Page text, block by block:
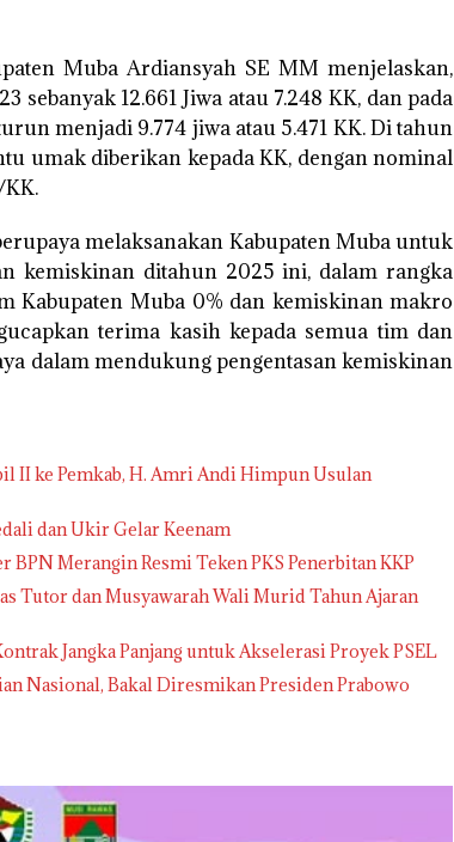
Muba Ardiansyah SE MM menjelaskan,
12.661 Jiwa atau 7.248 KK, dan pada
menjadi 9.774 jiwa atau 5.471 KK. Di tahun
umak diberikan kepada KK, dengan nominal
melaksanakan Kabupaten Muba untuk
kemiskinan ditahun 2025 ini, dalam rangka
Kabupaten Muba 0% dan kemiskinan makro
terima kasih kepada semua tim dan
dalam mendukung pengentasan kemiskinan
II ke Pemkab, H. Amri Andi Himpun Usulan
dan Ukir Gelar Keenam
BPN Merangin Resmi Teken PKS Penerbitan KKP
Tutor dan Musyawarah Wali Murid Tahun Ajaran
Jangka Panjang untuk Akselerasi Proyek PSEL
Nasional, Bakal Diresmikan Presiden Prabowo